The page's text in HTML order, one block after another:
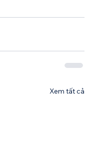
Xem tất cả